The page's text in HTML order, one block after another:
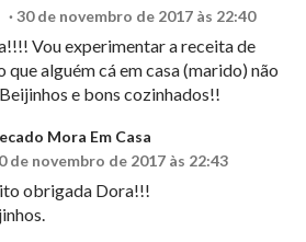
30 de novembro de 2017 às 22:40
Vou experimentar a receita de
que alguém cá em casa (marido) não
e bons cozinhados!!
Mora Em Casa
de novembro de 2017 às 22:43
obrigada Dora!!!